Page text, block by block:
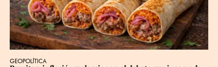
GEOPOLÍTICA